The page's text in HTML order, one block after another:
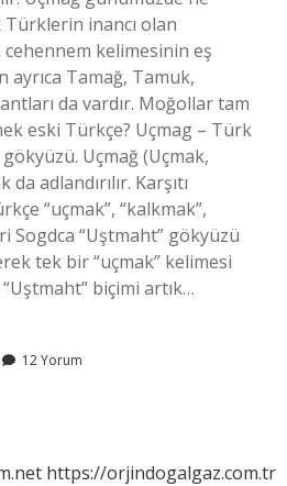
inancı olan
kelimesinin eş
ayrıca Tamağ, Tamuk,
da vardır. Moğollar tam
eski Türkçe? Uçmag – Türk
Uçmağ (Uçmak,
adlandırılır. Karşıtı
“uçmak”, “kalkmak”,
Sogdca “Uştmaht” gökyüzü
tek bir “uçmak” kelimesi
biçimi artık…
12 Yorum
https://orjindogalgaz.com.tr